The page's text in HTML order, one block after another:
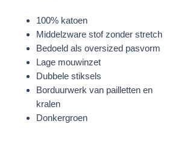
100% katoen
Middelzware stof zonder stretch
Bedoeld als oversized pasvorm
Lage mouwinzet
Dubbele stiksels
Borduurwerk van pailletten en
kralen
Donkergroen